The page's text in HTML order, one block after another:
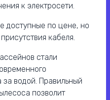
к электросети.
доступные по цене, но
кабеля.
стали
за водой. Правильный
позволит